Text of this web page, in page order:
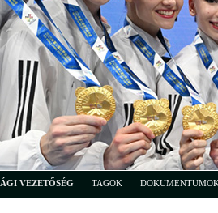
VEZETŐSÉG TAGOK